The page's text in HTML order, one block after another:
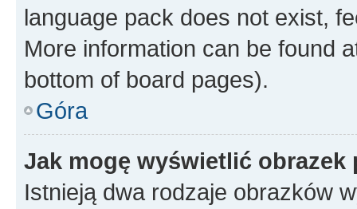
language pack does not exist,
More information can be found
bottom of board pages).
Góra
Jak mogę wyświetlić
Istnieją dwa rodzaje obrazków